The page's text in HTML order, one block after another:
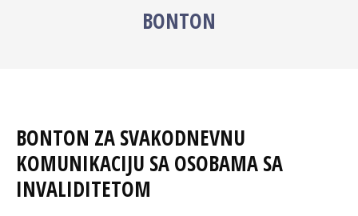
BONTON
BONTON ZA SVAKODNEVNU
KOMUNIKACIJU SA OSOBAMA SA
INVALIDITETOM